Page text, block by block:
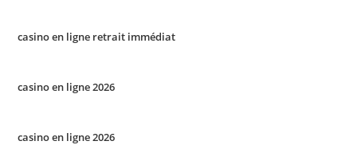
casino en ligne retrait immédiat
casino en ligne 2026
casino en ligne 2026